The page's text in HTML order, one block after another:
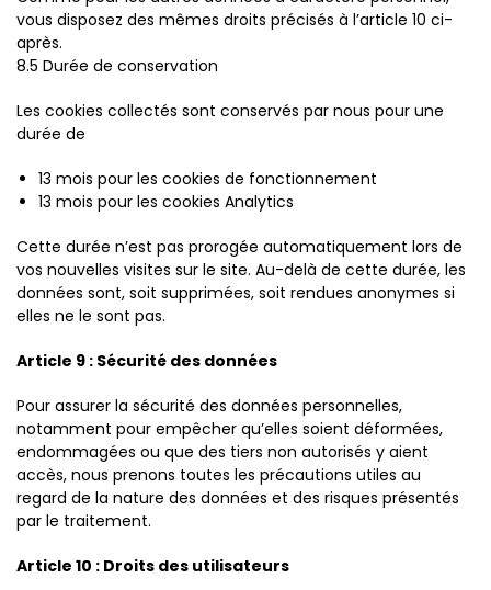
vous disposez des mêmes droits précisés à l’article 10 ci-
après.
8.5 Durée de conservation
Les cookies collectés sont conservés par nous pour une
durée de
13 mois pour les cookies de fonctionnement
13 mois pour les cookies Analytics
Cette durée n’est pas prorogée automatiquement lors de
vos nouvelles visites sur le site. Au-delà de cette durée, les
données sont, soit supprimées, soit rendues anonymes si
elles ne le sont pas.
Article 9 : Sécurité des données
Pour assurer la sécurité des données personnelles,
notamment pour empêcher qu’elles soient déformées,
endommagées ou que des tiers non autorisés y aient
accès, nous prenons toutes les précautions utiles au
regard de la nature des données et des risques présentés
par le traitement.
Article 10 : Droits des utilisateurs